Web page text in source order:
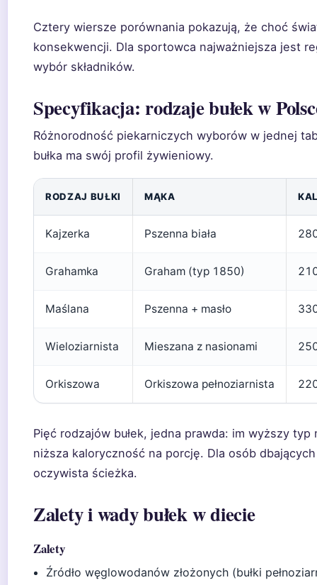
Cztery wiersze porównania pokazują, że choć
konsekwencji. Dla sportowca najważniejsza jest
wybór składników.
Specyfikacja: rodzaje bułek w
Różnorodność piekarniczych wyborów w jednej
bułka ma swój profil żywieniowy.
RODZAJ BUŁKI MĄKA
Kajzerka Pszenna biała
Grahamka Graham (typ 1850)
Maślana Pszenna + masło
Wieloziarnista Mieszana z nasionami
Orkiszowa Orkiszowa pełnoziarnista
Pięć rodzajów bułek, jedna prawda: im wyższy
niższa kaloryczność na porcję. Dla osób
oczywista ścieżka.
Zalety i wady bułek w diecie
Zalety
Źródło węglowodanów złożonych (bułki